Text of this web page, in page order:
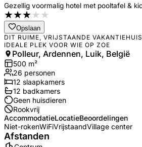
Gezellig voormalig hotel met pooltafel &
★★★★★
Opslaan
DIT RUIME, VRIJSTAANDE
IDEALE PLEK VOOR WIE OP ZOE
Polleur, Ardennen, Luik, België
500 m²
26 personen
12 slaapkamers
12 badkamers
Geen huisdieren
Rookvrij
AccommodatieLocatieBeoordelingen
Niet-rokenWiFiVrijstaandVillage center
Afstanden